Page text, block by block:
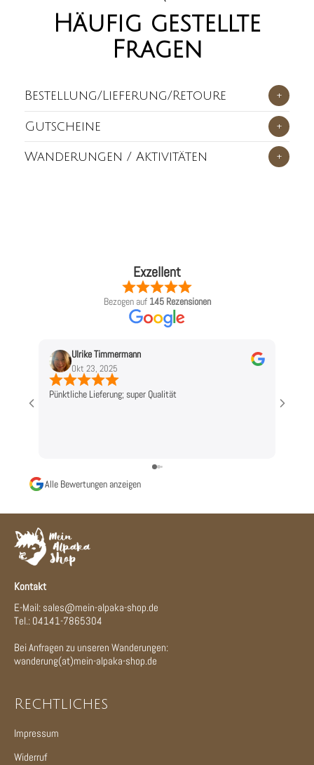
Häufig gestellte
Fragen
Bestellung/Lieferung/Retoure +
Gutscheine +
Wanderungen / Aktivitäten +
Exzellent
Bezogen auf 145 Rezensionen
Ulrike Timmermann
Okt 23, 2025
Pünktliche Lieferung; super Qualität
Alle Bewertungen anzeigen
Kontakt
E-Mail: sales@mein-alpaka-shop.de
Tel.: 04141-7865304
Bei Anfragen zu unseren Wanderungen:
wanderung(at)mein-alpaka-shop.de
Rechtliches
Impressum
Widerruf